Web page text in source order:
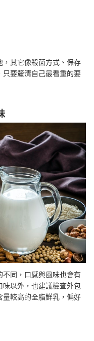
其它像殺菌方式、保存
只要釐清自己最看重的要
不同，口感與風味也會有
味以外，也建議檢查外包
較高的全脂鮮乳，偏好